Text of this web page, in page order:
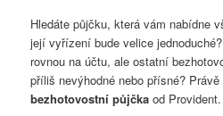
Hledáte půjčku, která vám nabídne
její vyřízení bude velice
rovnou na účtu, ale ostatní
příliš nevýhodné nebo přísné?
bezhotovostní půjčka od Provident.